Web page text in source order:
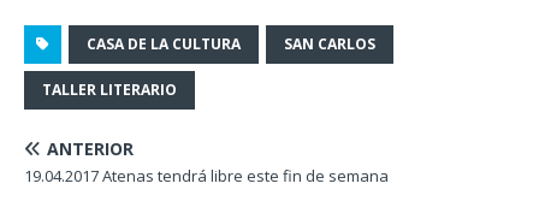
CASA DE LA CULTURA SAN CARLOS
TALLER LITERARIO
ANTERIOR
19.04.2017 Atenas tendrá libre este fin de semana